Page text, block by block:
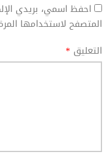
احفظ اسمي، بريدي
المتصفح لاستخدامها
التعليق *